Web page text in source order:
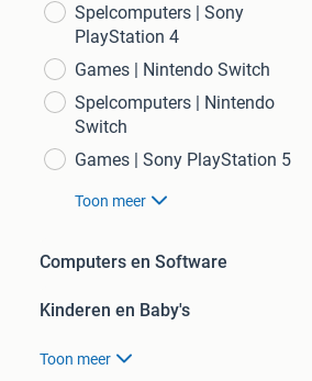
Spelcomputers | Sony
PlayStation 4
Games | Nintendo Switch
Spelcomputers | Nintendo
Switch
Games | Sony PlayStation 5
Toon meer
Computers en Software
Kinderen en Baby's
Toon meer